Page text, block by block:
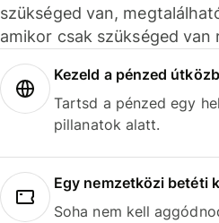
szükséged van,
amikor csak szükséged van
Kezeld a pénzed
Tartsd a pénzed egy
pillanatok alatt.
Egy nemzetközi betéti
Soha nem kell